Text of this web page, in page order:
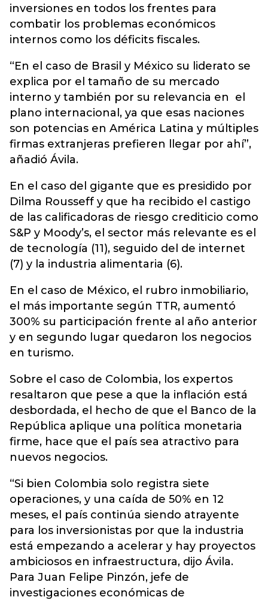
inversiones en todos los frentes para
combatir los problemas económicos
internos como los déficits fiscales.
“En el caso de Brasil y México su liderato se
explica por el tamaño de su mercado
interno y también por su relevancia en el
plano internacional, ya que esas naciones
son potencias en América Latina y múltiples
firmas extranjeras prefieren llegar por ahí”,
añadió Ávila.
En el caso del gigante que es presidido por
Dilma Rousseff y que ha recibido el castigo
de las calificadoras de riesgo crediticio como
S&P y Moody’s, el sector más relevante es el
de tecnología (11), seguido del de internet
(7) y la industria alimentaria (6).
En el caso de México, el rubro inmobiliario,
el más importante según TTR, aumentó
300% su participación frente al año anterior
y en segundo lugar quedaron los negocios
en turismo.
Sobre el caso de Colombia, los expertos
resaltaron que pese a que la inflación está
desbordada, el hecho de que el Banco de la
República aplique una política monetaria
firme, hace que el país sea atractivo para
nuevos negocios.
“Si bien Colombia solo registra siete
operaciones, y una caída de 50% en 12
meses, el país continúa siendo atrayente
para los inversionistas por que la industria
está empezando a acelerar y hay proyectos
ambiciosos en infraestructura, dijo Ávila.
Para Juan Felipe Pinzón, jefe de
investigaciones económicas de